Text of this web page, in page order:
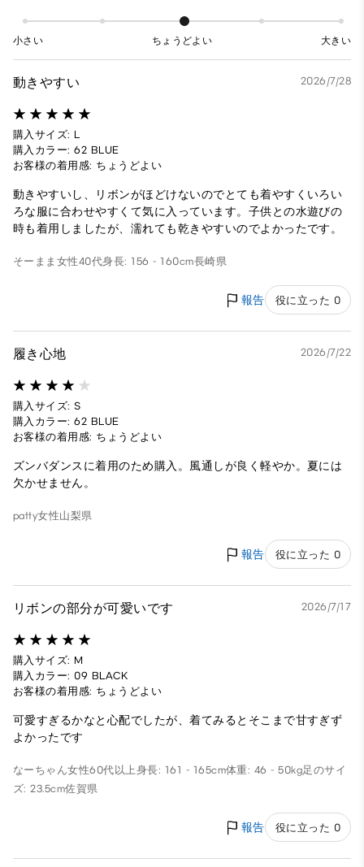
小さい ちょうどよい 大きい
動きやすい 2026/7/28
購入サイズ: L
購入カラー: 62 BLUE
お客様の着用感: ちょうどよい
動きやすいし、リボンがほどけないのでとても着やすくいろい
ろな服に合わせやすくて気に入っています。子供との水遊びの
時も着用しましたが、濡れても乾きやすいのでよかったです。
そーまま 女性40代身長: 156 - 160cm長崎県
報告 役に立った 0
履き心地 2026/7/22
購入サイズ: S
購入カラー: 62 BLUE
お客様の着用感: ちょうどよい
ズンバダンスに着用のため購入。風通しが良く軽やか。夏には
欠かせません。
patty女性山梨県
報告 役に立った 0
リボンの部分が可愛いです 2026/7/17
購入サイズ: M
購入カラー: 09 BLACK
お客様の着用感: ちょうどよい
可愛すぎるかなと心配でしたが、着てみるとそこまで甘すぎず
よかったです
なーちゃん女性60代以上身長: 161 - 165cm体重: 46 - 50kg足のサイ
ズ: 23.5cm佐賀県
報告 役に立った 0